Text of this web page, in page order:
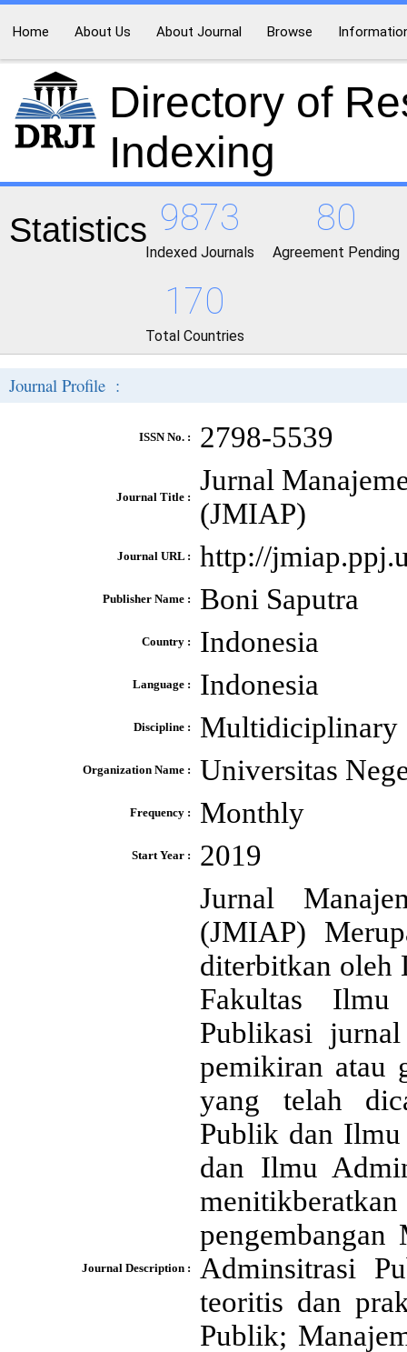
Home About Us About Journal Browse
Directory of
Indexing
Statistics 9873
Indexed Journals
80
Agreement Pending
170
Total Countries
Journal Profile :
ISSN No. : 2798-5539
Journal Title :
Jurnal
(JMIAP)
Journal URL : http://
Publisher Name : Boni Saputra
Country : Indonesia
Language : Indonesia
Discipline : Multidiciplinary
Organization Name : Universitas
Frequency : Monthly
Start Year : 2019
Journal Description :
Jurnal
(JMIAP)
diterbitkan oleh
Fakultas Ilmu
Publikasi
pemikiran atau
yang telah
Publik dan
dan Ilmu
Adminsitrasi
teoritis dan
Publik;